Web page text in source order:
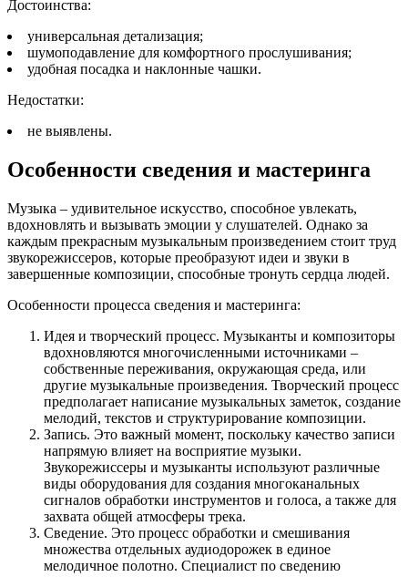
Достоинства:
универсальная детализация;
шумоподавление для комфортного прослушивания;
удобная посадка и наклонные чашки.
Недостатки:
не выявлены.
Особенности сведения и мастеринга
Музыка – удивительное искусство, способное увлекать,
вдохновлять и вызывать эмоции у слушателей. Однако за
каждым прекрасным музыкальным произведением стоит труд
звукорежиссеров, которые преобразуют идеи и звуки в
завершенные композиции, способные тронуть сердца людей.
Особенности процесса сведения и мастеринга:
Идея и творческий процесс. Музыканты и композиторы
вдохновляются многочисленными источниками –
собственные переживания, окружающая среда, или
другие музыкальные произведения. Творческий процесс
предполагает написание музыкальных заметок, создание
мелодий, текстов и структурирование композиции.
Запись. Это важный момент, поскольку качество записи
напрямую влияет на восприятие музыки.
Звукорежиссеры и музыканты используют различные
виды оборудования для создания многоканальных
сигналов обработки инструментов и голоса, а также для
захвата общей атмосферы трека.
Сведение. Это процесс обработки и смешивания
множества отдельных аудиодорожек в единое
мелодичное полотно. Специалист по сведению